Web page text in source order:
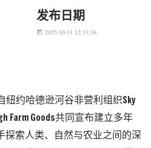
发布日期
today 2025-10-31 12:33:36
纽约哈德逊河谷非营利组织Sky
Farm Goods共同宣布建立多年
探索人类、自然与农业之间的深